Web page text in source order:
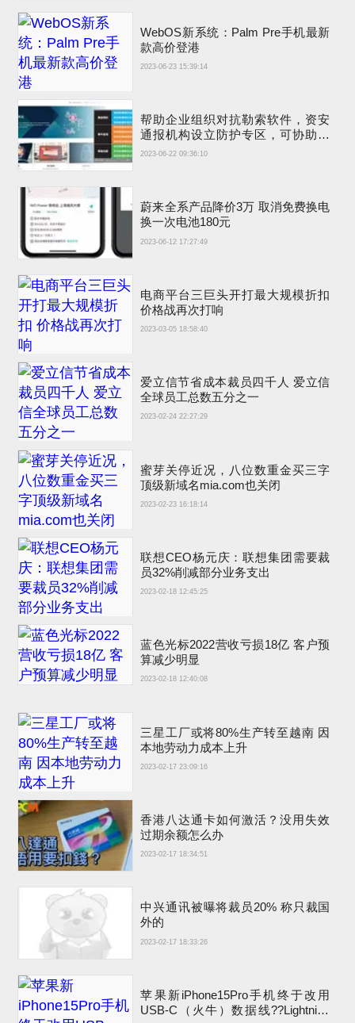
WebOS新系统：Palm Pre手机最新
款高价登港
2023-06-23 15:39:14
帮助企业组织对抗勒索软件，资安
通报机构设立防护专区，可协助事
前、事中与事后因应
2023-06-22 09:36:10
蔚来全系产品降价3万 取消免费换电
换一次电池180元
2023-06-12 17:27:49
电商平台三巨头开打最大规模折扣
价格战再次打响
2023-03-05 18:58:40
爱立信节省成本裁员四千人 爱立信
全球员工总数五分之一
2023-02-24 22:27:29
蜜芽关停近况，八位数重金买三字
顶级新域名mia.com也关闭
2023-02-23 16:18:14
联想CEO杨元庆：联想集团需要裁
员32%削减部分业务支出
2023-02-18 12:45:25
蓝色光标2022营收亏损18亿 客户预
算减少明显
2023-02-18 12:40:08
三星工厂或将80%生产转至越南 因
本地劳动力成本上升
2023-02-17 23:09:16
香港八达通卡如何激活？没用失效
过期余额怎么办
2023-02-17 18:34:51
中兴通讯被曝将裁员20% 称只裁国
外的
2023-02-17 18:33:26
苹果新iPhone15Pro手机终于改用
USB-C（火牛）数据线??Lightning